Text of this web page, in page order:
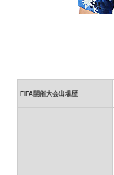
FIFA開催大会出場歴